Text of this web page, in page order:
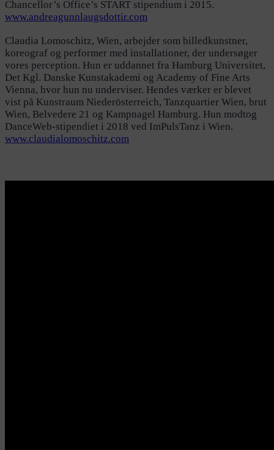
Chancellor’s Office’s START stipendium i 2015.
www.andreagunnlaugsdottir.com
Claudia Lomoschitz, Wien, arbejder som billedkunstner,
koreograf og performer med installationer, der undersøger
vores perception. Hun er uddannet fra Hamburg Universitet,
Det Kgl. Danske Kunstakademi og Academy of Fine Arts
Vienna, hvor hun nu underviser. Hendes værker er blevet
vist på Kunstraum Niederösterreich, Tanzquartier Wien, brut
Wien, Belvedere 21 og Kampnagel Hamburg. Hun modtog
DanceWeb-stipendiet i 2018 ved ImPulsTanz i Wien.
www.claudialomoschitz.com